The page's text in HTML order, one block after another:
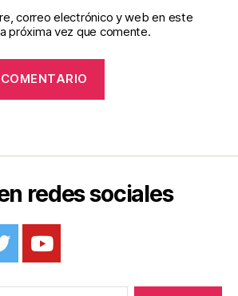
correo electrónico y web en este
próxima vez que comente.
redes sociales